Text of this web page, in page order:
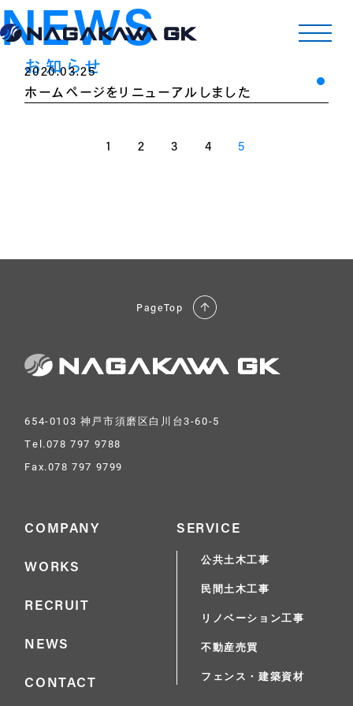
NEWS
お知らせ
2020.03.25
ホームページをリニューアルしました
1 2 3 4 5
PageTop
654-0103 神戸市須磨区白川台3-60-5
Tel.078 797 9788
Fax.078 797 9799
COMPANY
WORKS
RECRUIT
NEWS
CONTACT
SERVICE
公共土木工事
民間土木工事
リノベーション工事
不動産売買
フェンス・建築資材